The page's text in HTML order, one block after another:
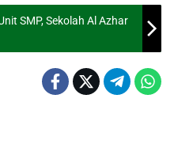
SMP, Sekolah Al Azhar